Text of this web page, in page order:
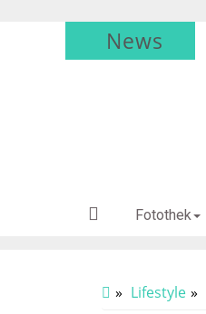
News
Fotothek
Lifestyle